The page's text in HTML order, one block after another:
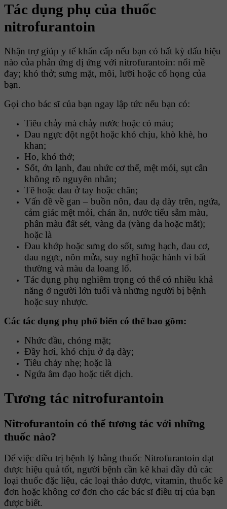
Tác dụng phụ của thuốc
nitrofurantoin
Nhận trợ giúp y tế khẩn cấp nếu bạn có bất kỳ dấu hiệu
nào của phản ứng dị ứng với nitrofurantoin: nổi mề
đay; khó thở; sưng mặt, môi, lưỡi hoặc cổ họng của
bạn.
Gọi cho bác sĩ của bạn ngay lập tức nếu bạn có:
Tiêu chảy mà chảy nước hoặc có máu;
Dau ngực đột ngột hoặc khó chịu, khò khè, ho
khan;
Ho, khó thở;
Sốt, ớn lạnh, đau nhức cơ thể, mệt mỏi, sụt cân
không rõ nguyên nhân;
Tê hoặc đau ở tay hoặc chân;
Vấn đề về gan – buồn nôn, đau dạ dày trên, ngứa,
cảm giác mệt mỏi, chán ăn, nước tiểu sẫm màu,
phân màu đất sét, vàng da (vàng da hoặc mắt);
hoặc là
Đau khớp hoặc sưng do sốt, sưng hạch, đau cơ,
đau ngực, nôn mửa, suy nghĩ hoặc hành vi bất
thường và màu da loang lổ.
Tác dụng phụ nghiêm trọng có thể có nhiều khả
năng ở người lớn tuổi và những người bị bệnh
hoặc suy nhược.
Các tác dụng phụ phổ biến có thể bao gồm:
Nhức đầu, chóng mặt;
Đầy hơi, khó chịu ở dạ dày;
Tiêu chảy nhẹ; hoặc là
Ngứa âm đạo hoặc tiết dịch.
Tương tác nitrofurantoin
Nitrofurantoin có thể tương tác với những
thuốc nào?
Để việc điều trị bệnh lý bằng thuốc Nitrofurantoin đạt
được hiệu quả tốt, người bệnh cần kê khai đầy đủ các
loại thuốc đặc liệu, các loại thảo dược, vitamin, thuốc kê
đơn hoặc không cơ đơn cho các bác sĩ điều trị của bạn
được biết.